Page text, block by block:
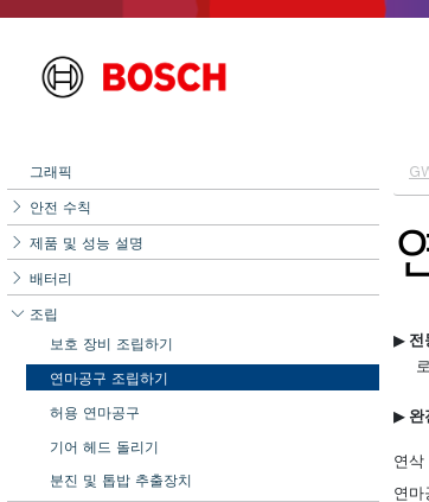
그래픽
안전 수칙
제품 및 성능 설명
배터리
조립
보호 장비 조립하기
연마공구 조립하기
허용 연마공구
기어 헤드 돌리기
분진 및 톱밥 추출장치